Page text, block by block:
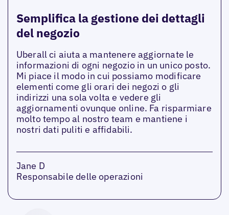
Semplifica la gestione dei dettagli
del negozio
Uberall ci aiuta a mantenere aggiornate le
informazioni di ogni negozio in un unico posto.
Mi piace il modo in cui possiamo modificare
elementi come gli orari dei negozi o gli
indirizzi una sola volta e vedere gli
aggiornamenti ovunque online. Fa risparmiare
molto tempo al nostro team e mantiene i
nostri dati puliti e affidabili.
Jane D
Responsabile delle operazioni